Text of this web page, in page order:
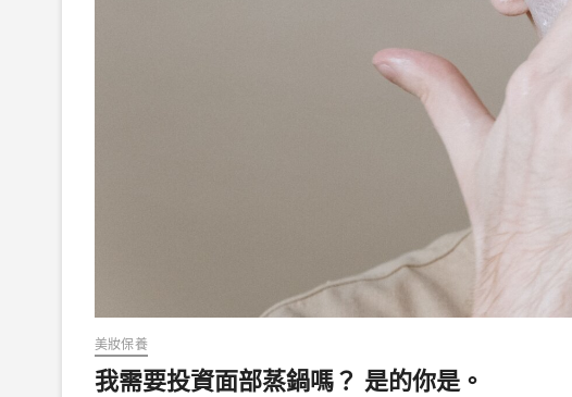
美妝保養
我需要投資面部蒸鍋嗎？ 是的你是。